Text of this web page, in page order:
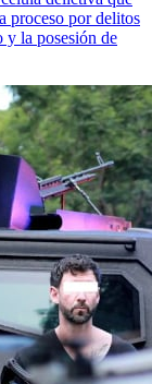
proceso por delitos
y la posesión de